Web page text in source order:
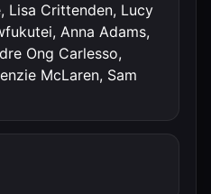
Lisa Crittenden, Lucy
Anna Adams,
Ong Carlesso,
McLaren, Sam